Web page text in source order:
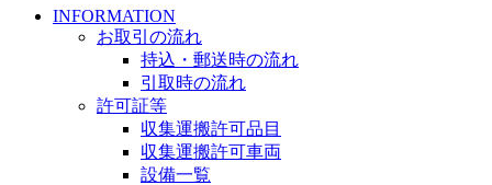
INFORMATION
お取引の流れ
持込・郵送時の流れ
引取時の流れ
許可証等
収集運搬許可品目
収集運搬許可車両
設備一覧